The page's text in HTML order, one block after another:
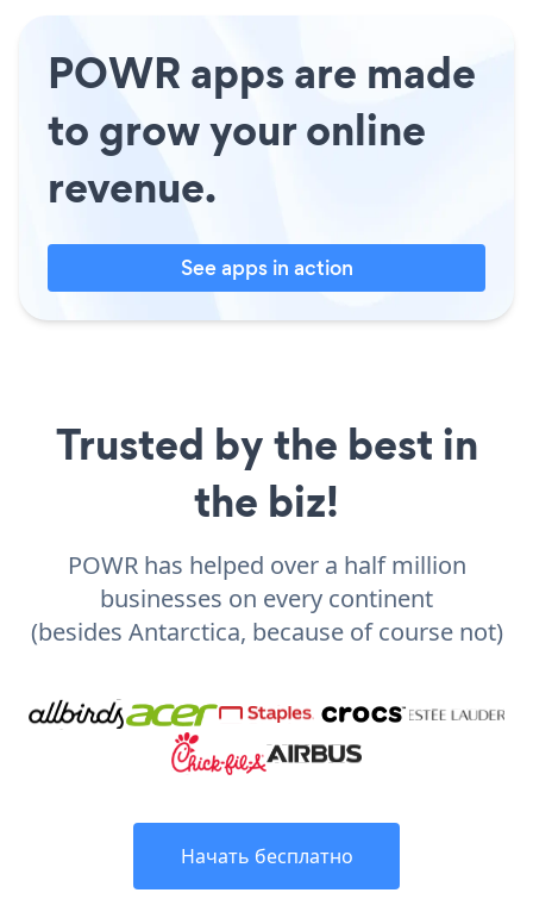
POWR apps are made
to grow your online
revenue.
See apps in action
Trusted by the best in
the biz!
POWR has helped over a half million
businesses on every continent
(besides Antarctica, because of course not)
Начать бесплатно